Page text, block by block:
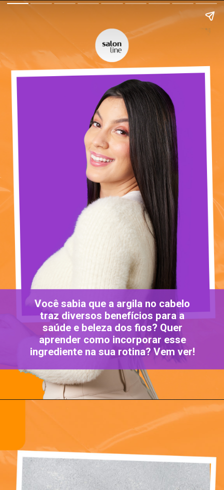
Você sabia que a argila no cabelo
traz diversos benefícios para a
saúde e beleza dos fios? Quer
aprender como incorporar esse
ingrediente na sua rotina? Vem ver!